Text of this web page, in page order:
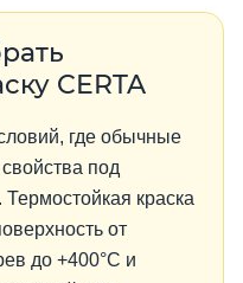
CERTA
где обычные
под
краска
от
до +400°C и